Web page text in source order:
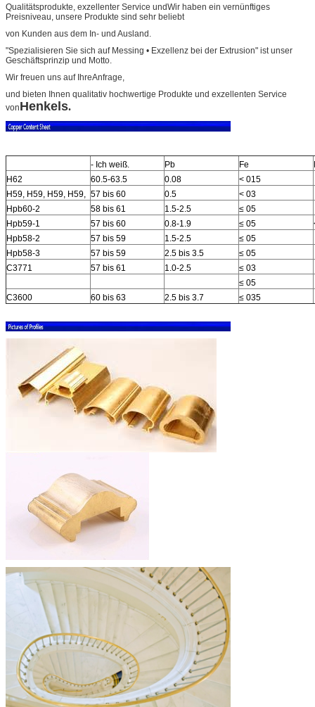
Qualitätsprodukte, exzellenter Service undWir haben ein vernünftiges
Preisniveau, unsere Produkte sind sehr beliebt
von Kunden aus dem In- und Ausland.
"Spezialisieren Sie sich auf Messing • Exzellenz bei der Extrusion" ist unser
Geschäftsprinzip und Motto.
Wir freuen uns auf IhreAnfrage,
und bieten Ihnen qualitativ hochwertige Produkte und exzellenten Service
vonHenkels.
- Ich weiß. Pb Fe
H62
60.5-63.5 0.08
< 015
H59, H59, H59, H59, 57 bis 60 0.5
< 03
Hpb60-2
58 bis 61 1.5-2.5
≤ 05
Hpb59-1
57 bis 60 0.8-1.9 ≤ 05
Hpb58-2
57 bis 59 1.5-2.5
≤ 05
Hpb58-3
57 bis 59 2.5 bis 3.5
≤ 05
C3771
57 bis 61 1.0-2.5
≤ 03
≤ 05
C3600
60 bis 63 2.5 bis 3.7 ≤ 035